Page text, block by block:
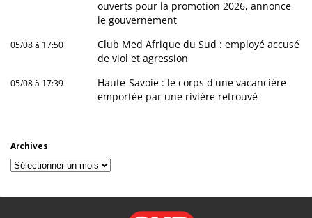
ouverts pour la promotion 2026, annonce
le gouvernement
05/08 à 17:50
Club Med Afrique du Sud : employé accusé
de viol et agression
05/08 à 17:39
Haute-Savoie : le corps d'une vacancière
emportée par une rivière retrouvé
Archives
Archives